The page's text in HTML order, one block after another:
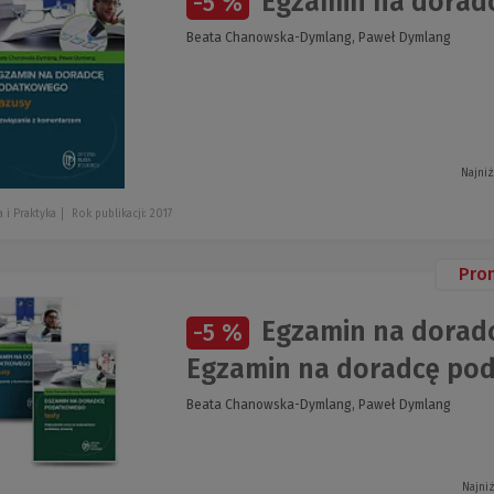
Beata Chanowska-Dymlang, Paweł Dymlang
i Praktyka Rok publikacji: 2017
-5 %
Egzamin na
Egzamin na doradcę
Beata Chanowska-Dymlang, Paweł Dymlang